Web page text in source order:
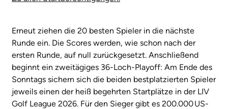
Erneut ziehen die 20 besten Spieler in die nächste
Runde ein. Die Scores werden, wie schon nach der
ersten Runde, auf null zurückgesetzt. Anschließend
beginnt ein zweitägiges 36-Loch-Playoff: Am Ende des
Sonntags sichern sich die beiden bestplatzierten Spieler
jeweils einen der heiß begehrten Startplätze in der LIV
Golf League 2026. Für den Sieger gibt es 200.000 US-